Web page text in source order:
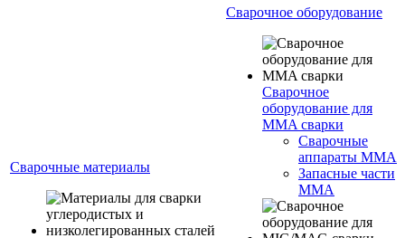
Сварочные материалы
Сварочное оборудование
Сварочное
оборудование для
MMA сварки
Сварочные
аппараты MMA
Запасные части
MMA